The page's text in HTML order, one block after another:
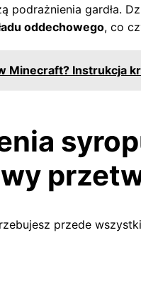
podrażnienia gardła.
oddechowego, co
Minecraft? Instrukcja
przede